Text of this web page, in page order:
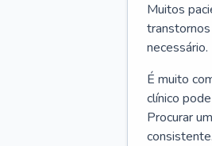
Muitos
necessário.
É muito
clínico
Procurar
consistente.